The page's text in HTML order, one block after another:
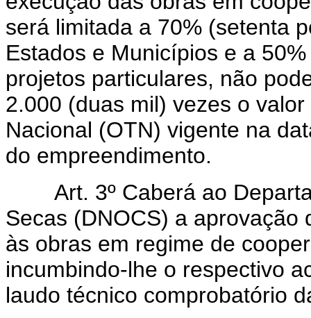
será limitada a 70% (setenta
Estados e Municípios e a
projetos particulares, não
2.000 (duas mil) vezes o
Nacional (OTN) vigente na
do empreendimento.
Art. 3º Caberá ao
Secas (DNOCS) a
às obras em regime de
incumbindo-lhe o respectivo
laudo técnico comprobatório